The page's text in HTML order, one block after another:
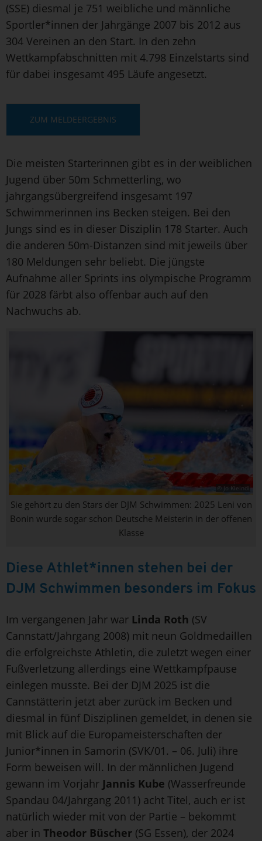
(SSE) diesmal je 751 weibliche und männliche
Sportler*innen der Jahrgänge 2007 bis 2012 aus
304 Vereinen an den Start. In den zehn
Wettkampfabschnitten mit 4.798 Einzelstarts sind
für dabei insgesamt 495 Läufe angesetzt.
ZUM MELDEERGEBNIS
Die meisten Starterinnen gibt es in der weiblichen
Jugend über 50m Schmetterling, wo
jahrgangsübergreifend insgesamt 197
Schwimmerinnen ins Becken steigen. Bei den
Jungs sind es in dieser Disziplin 178 Starter. Auch
die anderen 50m-Distanzen sind mit jeweils über
180 Meldungen sehr beliebt. Die jüngste
Aufnahme aller Sprints ins olympische Programm
für 2028 färbt also offenbar auch auf den
Nachwuchs ab.
© Jo Kleindl
Sie gehört zu den Stars der DJM Schwimmen: 2025 Leni von
Bonin wurde sogar schon Deutsche Meisterin in der offenen
Klasse
Diese Athlet*innen stehen bei der
DJM Schwimmen besonders im Fokus
Im vergangenen Jahr war Linda Roth (SV
Cannstatt/Jahrgang 2008) mit neun Goldmedaillen
die erfolgreichste Athletin, die zuletzt wegen einer
Fußverletzung allerdings eine Wettkampfpause
einlegen musste. Bei der DJM 2025 ist die
Cannstätterin jetzt aber zurück im Becken und
diesmal in fünf Disziplinen gemeldet, in denen sie
mit Blick auf die Europameisterschaften der
Junior*innen in Samorin (SVK/01. – 06. Juli) ihre
Form beweisen will. In der männlichen Jugend
gewann im Vorjahr Jannis Kube (Wasserfreunde
Spandau 04/Jahrgang 2011) acht Titel, auch er ist
natürlich wieder mit von der Partie – bekommt
aber in Theodor Büscher (SG Essen), der 2024